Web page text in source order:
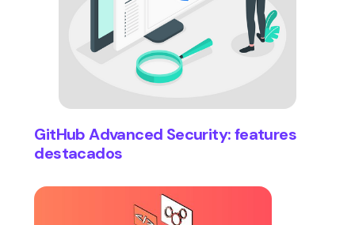
GitHub Advanced Security: features
destacados